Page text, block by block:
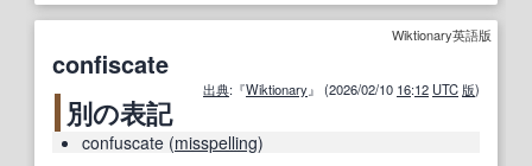
Wiktionary英語版
confiscate
出典:『Wiktionary』 (2026/02/10 16:12 UTC 版)
別の表記
confuscate (misspelling)